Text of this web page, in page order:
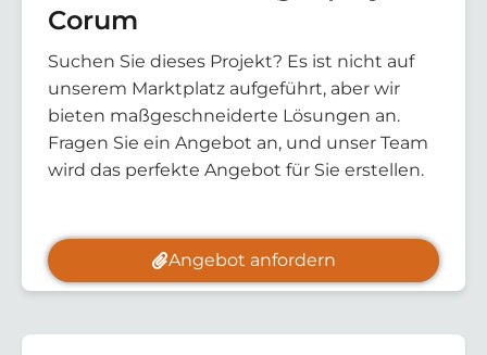
Corum
Suchen Sie dieses Projekt? Es ist nicht auf
unserem Marktplatz aufgeführt, aber wir
bieten maßgeschneiderte Lösungen an.
Fragen Sie ein Angebot an, und unser Team
wird das perfekte Angebot für Sie erstellen.
Angebot anfordern